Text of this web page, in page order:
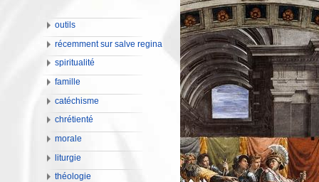
outils
récemment sur salve regina
spiritualité
famille
catéchisme
chrétienté
morale
liturgie
théologie